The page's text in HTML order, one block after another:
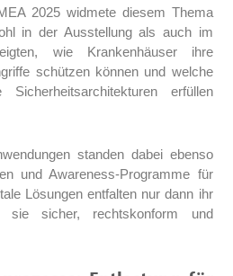
2025 widmete diesem Thema
in der Ausstellung als auch im
wie Krankenhäuser ihre
schützen können und welche
Sicherheitsarchitekturen erfüllen
standen dabei ebenso
und Awareness-Programme für
Lösungen entfalten nur dann ihr
sie sicher, rechtskonform und